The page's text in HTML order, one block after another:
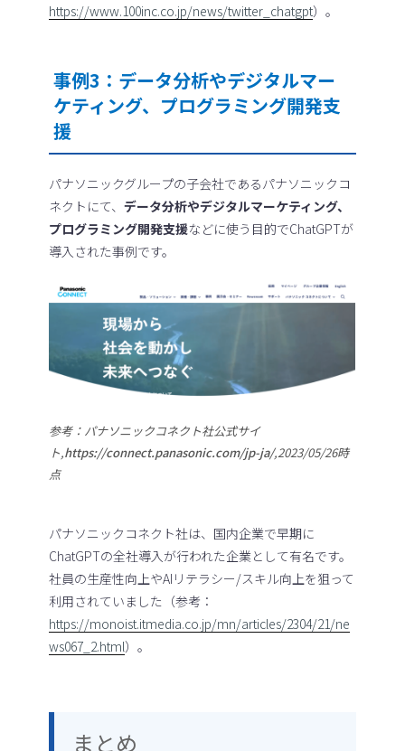
https://www.100inc.co.jp/news/twitter_chatgpt）。
事例3：データ分析やデジタルマー
ケティング、プログラミング開発支
援
パナソニックグループの子会社であるパナソニックコ
ネクトにて、データ分析やデジタルマーケティング、
プログラミング開発支援などに使う目的でChatGPTが
導入された事例です。
参考：パナソニックコネクト社公式サイ
ト,https://connect.panasonic.com/jp-ja/,2023/05/26時
点
パナソニックコネクト社は、国内企業で早期に
ChatGPTの全社導入が行われた企業として有名です。
社員の生産性向上やAIリテラシー/スキル向上を狙って
利用されていました（参考：
https://monoist.itmedia.co.jp/mn/articles/2304/21/ne
ws067_2.html）。
まとめ